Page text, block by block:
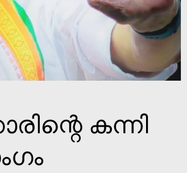
കന്നി